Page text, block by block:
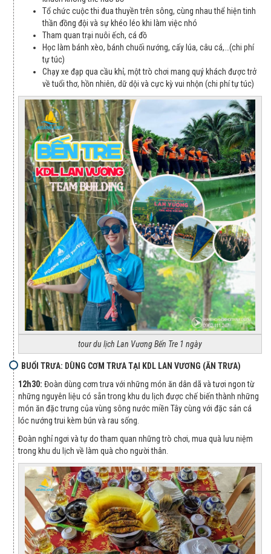
Tổ chức cuộc thi đua thuyền trên sông, cùng nhau thể hiện tinh
thần đồng đội và sự khéo léo khi làm việc nhó
Tham quan trại nuôi ếch, cá đồ
Học làm bánh xèo, bánh chuối nướng, cấy lúa, câu cá,…(chi phí
tự túc)
Chạy xe đạp qua cầu khỉ, một trò chơi mang quý khách được trở
về tuổi thơ, hồn nhiên, dữ dội và cực kỳ vui nhộn (chi phí tự túc)
tour du lịch Lan Vương Bến Tre 1 ngày
BUỔI TRƯA: DÙNG CƠM TRƯA TẠI KDL LAN VƯƠNG (ĂN TRƯA)
12h30: Đoàn dùng cơm trưa với những món ăn dân dã và tươi ngon từ
những nguyên liệu có sẵn trong khu du lịch được chế biến thành những
món ăn đặc trưng của vùng sông nước miền Tây cùng với đặc sản cá
lóc nướng trui kèm bún và rau sống.
Đoàn nghỉ ngơi và tự do tham quan những trò chơi, mua quà lưu niệm
trong khu du lịch về làm quà cho người thân.